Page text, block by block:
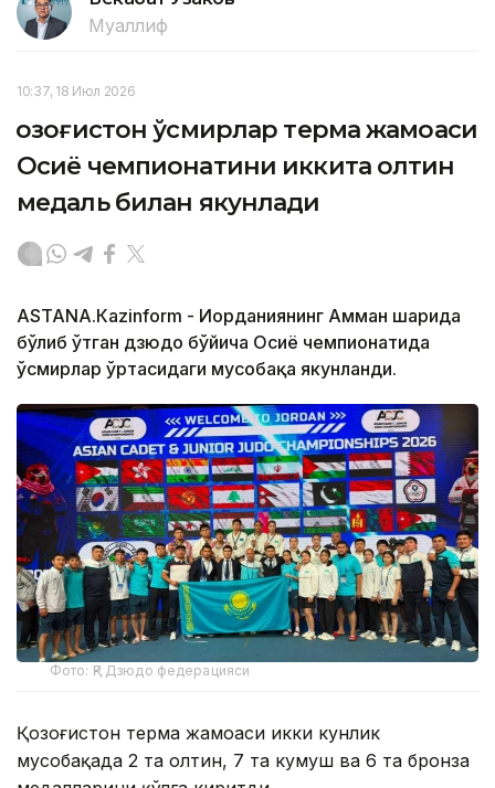
Муаллиф
10:37, 18 Июл 2026
Қозоғистон ўсмирлар терма жамоаси
Осиё чемпионатини иккита олтин
медаль билан якунлади
АSTANА.Кazinform - Иорданиянинг Амман шаҳрида
бўлиб ўтган дзюдо бўйича Осиё чемпионатида
ўсмирлар ўртасидаги мусобақа якунланди.
Фото: ҚР Дзюдо федерацияси
Қозоғистон терма жамоаси икки кунлик
мусобақада 2 та олтин, 7 та кумуш ва 6 та бронза